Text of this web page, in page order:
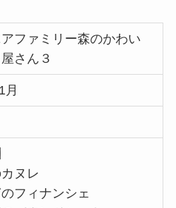
ファミリー森のかわい
さん３
月
ヌレ
のフィナンシェ